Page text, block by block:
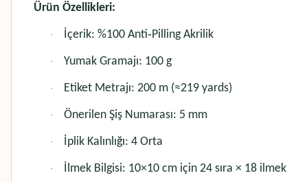
Ürün Özellikleri:
· İçerik: %100 Anti‑Pilling Akrilik
· Yumak Gramajı: 100 g
· Etiket Metrajı: 200 m (≈219 yards)
· Önerilen Şiş Numarası: 5 mm
· İplik Kalınlığı: 4 Orta
· İlmek Bilgisi: 10×10 cm için 24 sıra × 18 ilmek